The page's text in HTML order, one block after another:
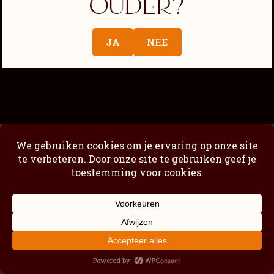
Passimoncello Cremosoouder?
JA NEE